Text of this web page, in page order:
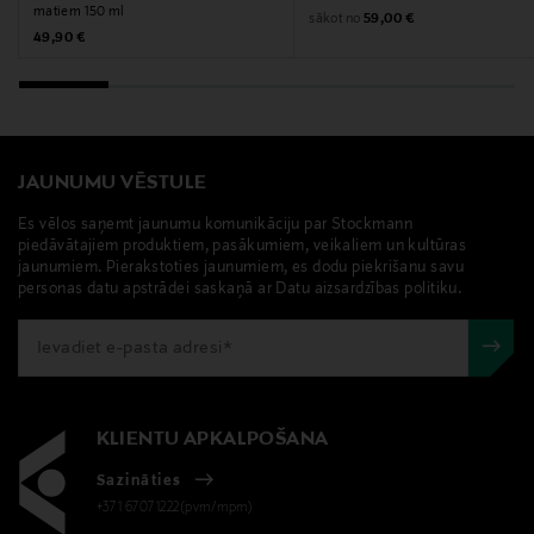
matiem 150 ml
Original Price
49,90 €
sākot no Original Price
59,00 €
JAUNUMU VĒSTULE
Es vēlos saņemt jaunumu komunikāciju par Stockmann
piedāvātajiem produktiem, pasākumiem, veikaliem un kultūras
jaunumiem. Pierakstoties jaunumiem, es dodu piekrišanu savu
personas datu apstrādei saskaņā ar Datu aizsardzības politiku.
KLIENTU APKALPOŠANA
Sazināties
+371 67071222(pvm/mpm)